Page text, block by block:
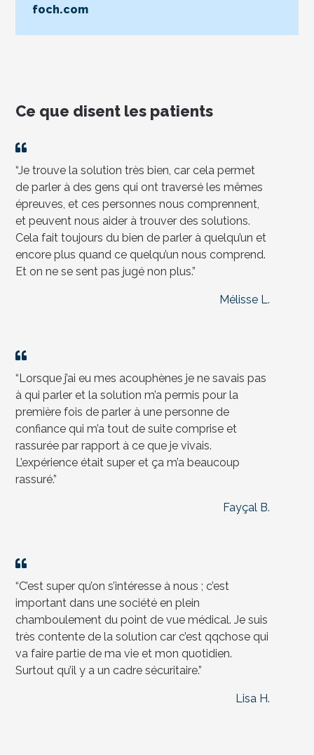
foch.com
Ce que disent les patients
“Je trouve la solution très bien, car cela permet
de parler à des gens qui ont traversé les mêmes
épreuves, et ces personnes nous comprennent,
et peuvent nous aider à trouver des solutions.
Cela fait toujours du bien de parler à quelqu’un et
encore plus quand ce quelqu’un nous comprend.
Et on ne se sent pas jugé non plus.”
Mélisse L.
“Lorsque j’ai eu mes acouphènes je ne savais pas
à qui parler et la solution m’a permis pour la
première fois de parler à une personne de
confiance qui m’a tout de suite comprise et
rassurée par rapport à ce que je vivais.
L’expérience était super et ça m’a beaucoup
rassuré.”
Fayçal B.
“C’est super qu’on s’intéresse à nous ; c’est
important dans une société en plein
chamboulement du point de vue médical. Je suis
très contente de la solution car c’est qqchose qui
va faire partie de ma vie et mon quotidien.
Surtout qu’il y a un cadre sécuritaire.”
Lisa H.